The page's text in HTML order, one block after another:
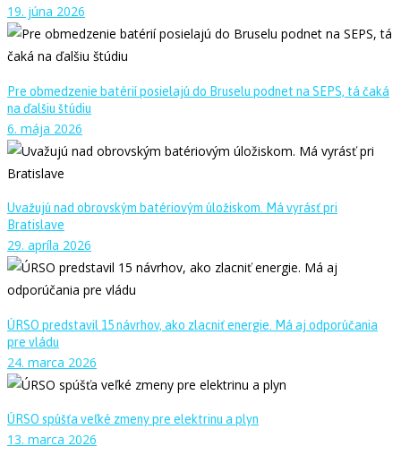
19. júna 2026
Pre obmedzenie batérií posielajú do Bruselu podnet na SEPS, tá čaká
na ďalšiu štúdiu
6. mája 2026
Uvažujú nad obrovským batériovým úložiskom. Má vyrásť pri
Bratislave
29. apríla 2026
ÚRSO predstavil 15 návrhov, ako zlacniť energie. Má aj odporúčania
pre vládu
24. marca 2026
ÚRSO spúšťa veľké zmeny pre elektrinu a plyn
13. marca 2026